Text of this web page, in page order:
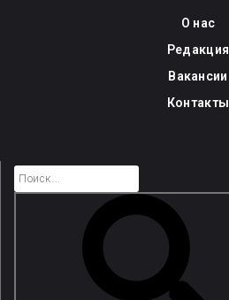
О нас
Редакция
Вакансии
Контакты